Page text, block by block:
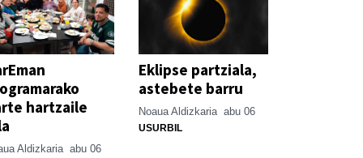
hartzaile
Aldizkaria abu 06
Eklipse partziala,
astebete barru
Noaua Aldizkaria abu 06
USURBIL